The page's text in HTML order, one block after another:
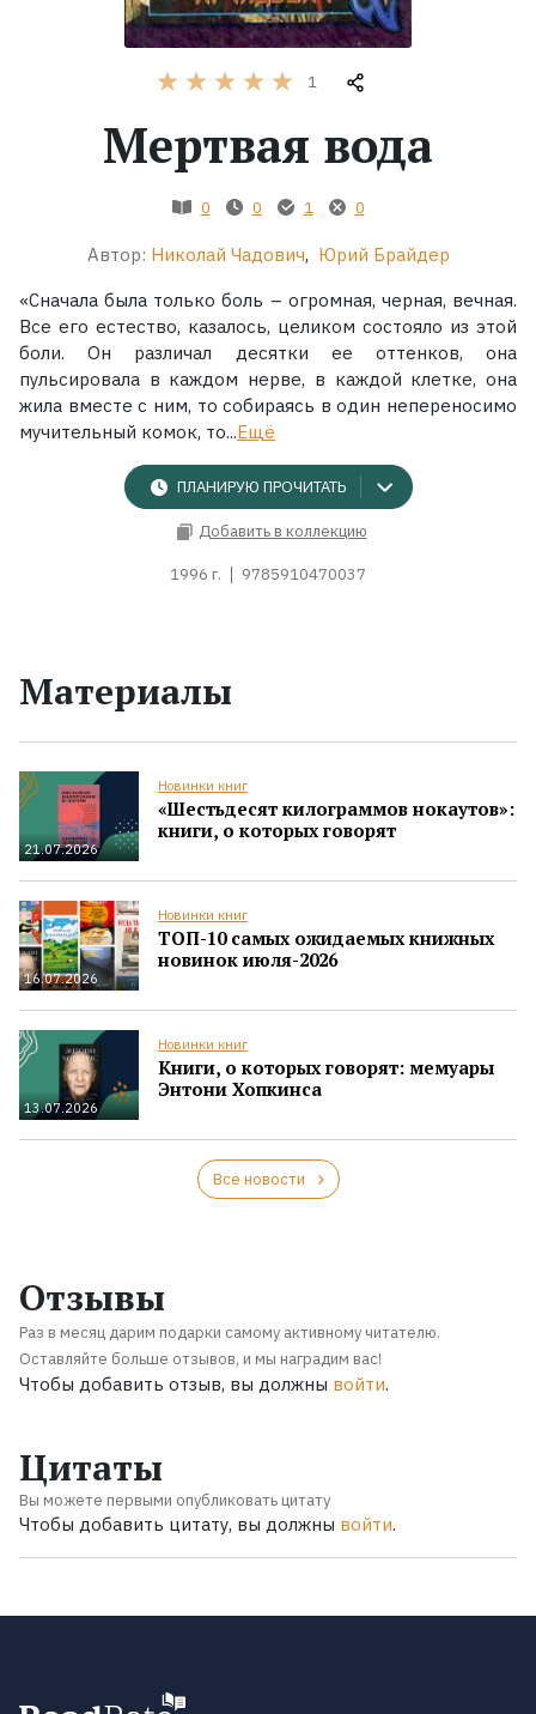
Коллекции
1
Мертвая вода
0 0 1 0
Автор: Николай Чадович, Юрий Брайдер
«Сначала была только боль – огромная, черная, вечная.
Все его естество, казалось, целиком состояло из этой
боли. Он различал десятки ее оттенков, она
пульсировала в каждом нерве, в каждой клетке, она
жила вместе с ним, то собираясь в один непереносимо
мучительный комок, то...Ещё
ПЛАНИРУЮ ПРОЧИТАТЬ
Добавить в коллекцию
1996 г. 9785910470037
Материалы
21.07.2026
Новинки книг
«Шестьдесят килограммов нокаутов»:
книги, о которых говорят
16.07.2026
Новинки книг
ТОП-10 самых ожидаемых книжных
новинок июля-2026
13.07.2026
Новинки книг
Книги, о которых говорят: мемуары
Энтони Хопкинса
Все новости
Отзывы
Раз в месяц дарим подарки самому активному читателю.
Оставляйте больше отзывов, и мы наградим вас!
Чтобы добавить отзыв, вы должны войти.
Цитаты
Вы можете первыми опубликовать цитату
Чтобы добавить цитату, вы должны войти.